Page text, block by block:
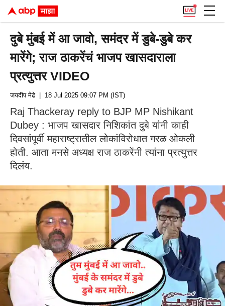
दुबे मुंबई में आ जावो, समंदर में डुबे-डुबे कर
मारेंगे; राज ठाकरेंचं भाजप खासदाराला
प्रत्युत्तर VIDEO
जयदीप मेढे| 18 Jul 2025 09:07 PM (IST)
Raj Thackeray reply to BJP MP Nishikant
Dubey : भाजप खासदार निशिकांत दुबे यांनी काही
दिवसांपूर्वी महाराष्ट्रातील लोकांविरोधात गरळ ओकली
होती. आता मनसे अध्यक्ष राज ठाकरेंनी त्यांना प्रत्युत्तर
दिलंय.